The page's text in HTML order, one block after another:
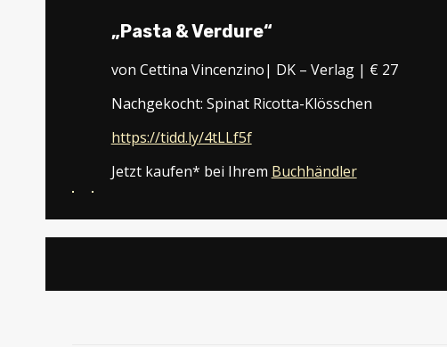
„Pasta & Verdure“
von Cettina Vincenzino| DK – Verlag | € 27
Nachgekocht: Spinat Ricotta-Klösschen
https://tidd.ly/4tLLf5f
Jetzt kaufen* bei Ihrem Buchhändler